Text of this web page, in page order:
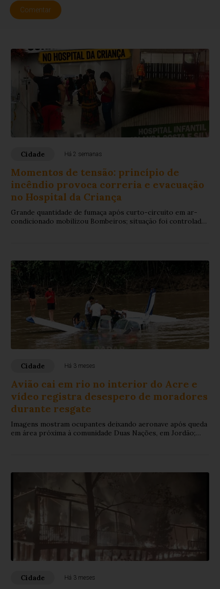
Comentar
Cidade Há 2 semanas
Momentos de tensão: princípio de
incêndio provoca correria e evacuação
no Hospital da Criança
Grande quantidade de fumaça após curto-circuito em ar-
condicionado mobilizou Bombeiros; situação foi controlada
Cidade Há 3 meses
Avião cai em rio no interior do Acre e
vídeo registra desespero de moradores
durante resgate
Imagens mostram ocupantes deixando aeronave após queda
em área próxima à comunidade Duas Nações, em Jordão;
Cidade Há 3 meses